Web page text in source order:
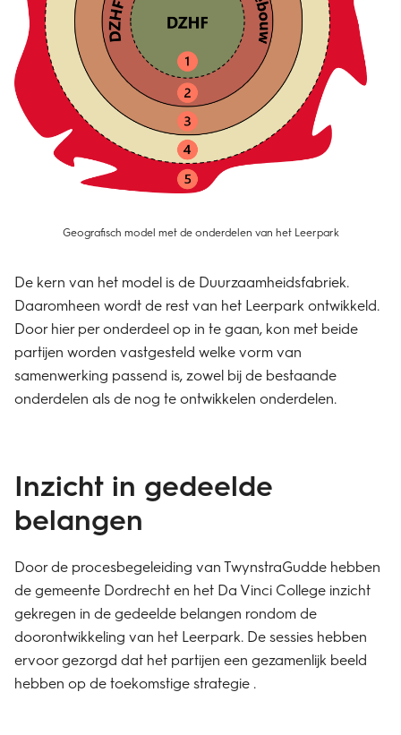
Geografisch model met de onderdelen van het Leerpark
De kern van het model is de Duurzaamheidsfabriek.
Daaromheen wordt de rest van het Leerpark ontwikkeld.
Door hier per onderdeel op in te gaan, kon met beide
partijen worden vastgesteld welke vorm van
samenwerking passend is, zowel bij de bestaande
onderdelen als de nog te ontwikkelen onderdelen.
Inzicht in gedeelde
belangen
Door de procesbegeleiding van TwynstraGudde hebben
de gemeente Dordrecht en het Da Vinci College inzicht
gekregen in de gedeelde belangen rondom de
doorontwikkeling van het Leerpark. De sessies hebben
ervoor gezorgd dat het partijen een gezamenlijk beeld
hebben op de toekomstige strategie .